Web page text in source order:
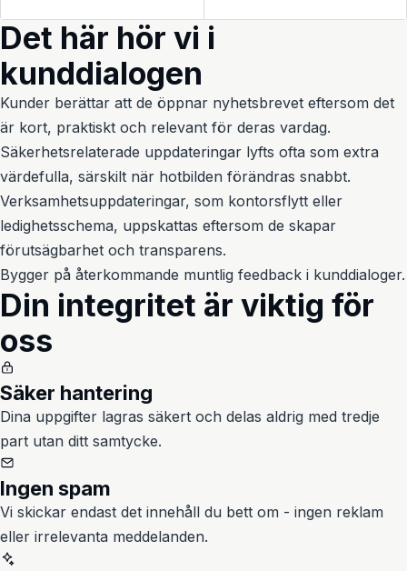
Det här hör vi i
kunddialogen
Kunder berättar att de öppnar nyhetsbrevet eftersom det
är kort, praktiskt och relevant för deras vardag.
Säkerhetsrelaterade uppdateringar lyfts ofta som extra
värdefulla, särskilt när hotbilden förändras snabbt.
Verksamhetsuppdateringar, som kontorsflytt eller
ledighetsschema, uppskattas eftersom de skapar
förutsägbarhet och transparens.
Bygger på återkommande muntlig feedback i kunddialoger.
Din integritet är viktig för
oss
Säker hantering
Dina uppgifter lagras säkert och delas aldrig med tredje
part utan ditt samtycke.
Ingen spam
Vi skickar endast det innehåll du bett om - ingen reklam
eller irrelevanta meddelanden.